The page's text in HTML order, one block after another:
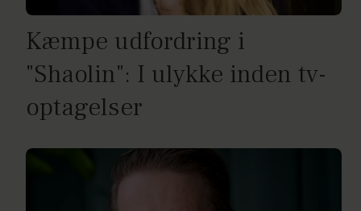
Kæmpe udfordring i
"Shaolin": I ulykke inden tv-
optagelser